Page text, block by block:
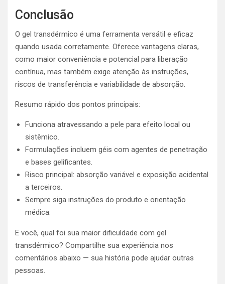
Conclusão
O gel transdérmico é uma ferramenta versátil e eficaz
quando usada corretamente. Oferece vantagens claras,
como maior conveniência e potencial para liberação
contínua, mas também exige atenção às instruções,
riscos de transferência e variabilidade de absorção.
Resumo rápido dos pontos principais:
Funciona atravessando a pele para efeito local ou
sistêmico.
Formulações incluem géis com agentes de penetração
e bases gelificantes.
Risco principal: absorção variável e exposição acidental
a terceiros.
Sempre siga instruções do produto e orientação
médica.
E você, qual foi sua maior dificuldade com gel
transdérmico? Compartilhe sua experiência nos
comentários abaixo — sua história pode ajudar outras
pessoas.